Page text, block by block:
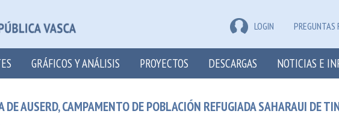
LOGIN PREGUNTAS
GRÁFICOS Y ANÁLISIS PROYECTOS DESCARGAS NOTICIAS E
AUSERD, CAMPAMENTO DE POBLACIÓN REFUGIADA SAHARAUI DE